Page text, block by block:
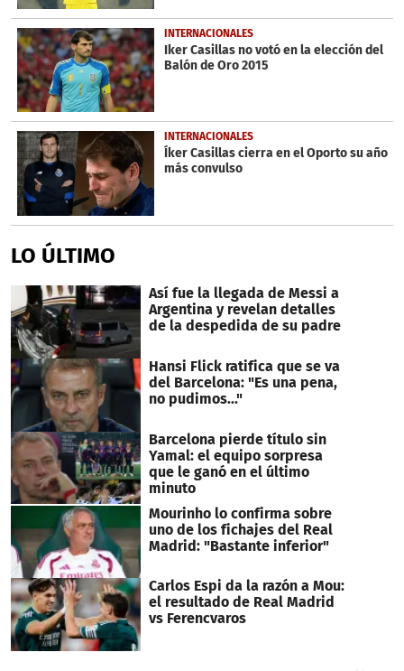
INTERNACIONALES
Iker Casillas no votó en la elección del
Balón de Oro 2015
INTERNACIONALES
Íker Casillas cierra en el Oporto su año
más convulso
LO ÚLTIMO
Así fue la llegada de Messi a
Argentina y revelan detalles
de la despedida de su padre
Hansi Flick ratifica que se va
del Barcelona: "Es una pena,
no pudimos..."
Barcelona pierde título sin
Yamal: el equipo sorpresa
que le ganó en el último
minuto
Mourinho lo confirma sobre
uno de los fichajes del Real
Madrid: "Bastante inferior"
Carlos Espi da la razón a Mou:
el resultado de Real Madrid
vs Ferencvaros